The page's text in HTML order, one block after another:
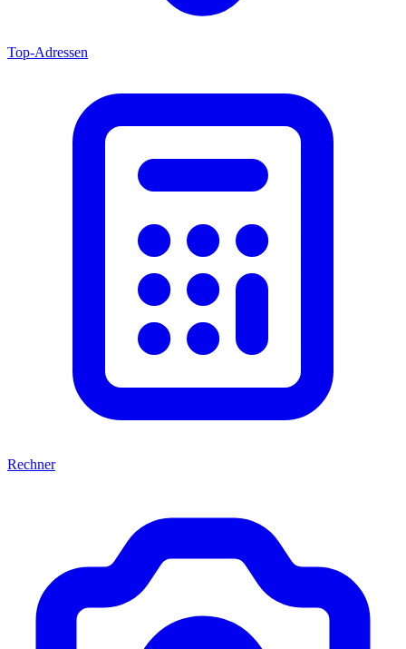
Top-Adressen
Rechner